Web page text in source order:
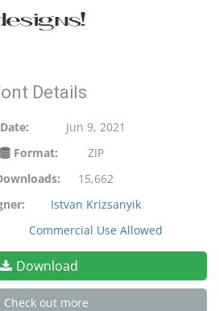
Details
Date:
Jun 9, 2021
Format:
ZIP
15,662
Istvan Krizsanyik
Commercial Use Allowed
Download
Check out more